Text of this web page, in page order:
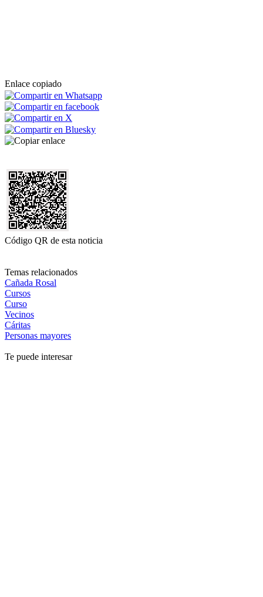
Enlace copiado
Código QR de esta noticia
Temas relacionados
Cañada Rosal
Cursos
Curso
Vecinos
Cáritas
Personas mayores
Te puede interesar